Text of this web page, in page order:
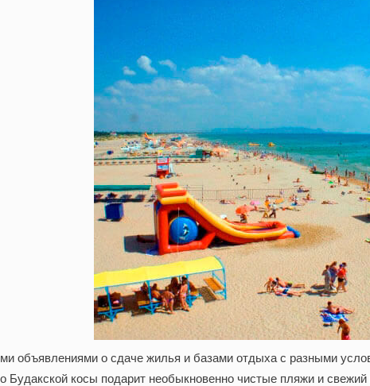
объявлениями о сдаче жилья и базами отдыха с разными
Будакской косы подарит необыкновенно чистые пляжи и